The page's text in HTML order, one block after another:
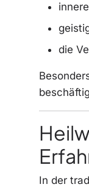
die
In der